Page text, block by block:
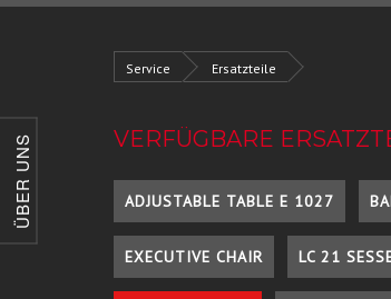
ÜBER UNS
Service Ersatzteile
VERFÜGBARE
ADJUSTABLE TABLE E 1027
EXECUTIVE CHAIR LC 21